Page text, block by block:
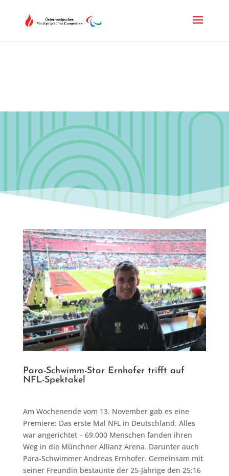
Para-Schwimm-Star Ernhofer trifft auf
NFL-Spektakel
Am Wochenende vom 13. November gab es eine
Premiere: Das erste Mal NFL in Deutschland. Alles
war angerichtet – 69.000 Menschen fanden ihren
Weg in die Münchner Allianz Arena. Darunter auch
Para-Schwimmer Andreas Ernhofer. Gemeinsam mit
seiner Freundin bestaunte der 25-Jährige den 25:16